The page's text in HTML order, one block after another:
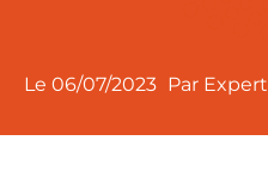
Le 06/07/2023 Par Expert